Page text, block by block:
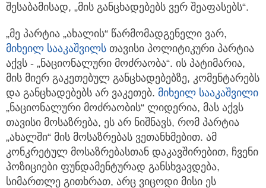
შესაბამისად, „მის განცხადებებს ვერ შეაფასებს“.
„მე პარტია „ახალის“ წარმომადგენელი ვარ,
მიხეილ სააკაშვილს თავისი პოლიტიკური პარტია
აქვს - „ნაციონალური მოძრაობა“. ის პატიმარია,
მის მიერ გაკეთებულ განცხადებებზე, კომენტარებს
და განცხადებებს არ ვაკეთებ. მიხეილ სააკაშვილი
„ნაციონალური მოძრაობის“ ლიდერია, მას აქვს
თავისი მოსაზრება, ეს არ ნიშნავს, რომ პარტია
„ახალში“ მის მოსაზრებას ვეთანხმებით. ამ
კონკრეტულ მოსაზრებასთან დაკავშირებით, ჩვენი
პოზიციები ფუნდამენტურად განსხვავდება,
სიმართლე გითხრათ, არც ვიცოდი მისი ეს